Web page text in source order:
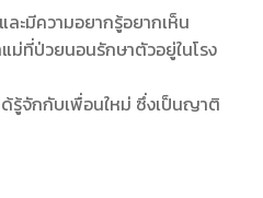
ะมีความอยากรู้อยากเห็น
ม่ที่ป่วยนอนรักษาตัวอยู่ในโรง
ด้รู้จักกับเพื่อนใหม่ ซึ่งเป็นญาติ
มายที่เพื่อนใหม่เล่าให้เธอฟัง